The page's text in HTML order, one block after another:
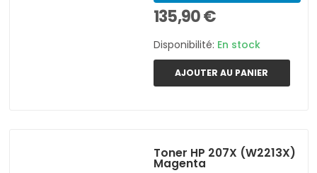
135,90 €
Disponibilité: En stock
AJOUTER AU PANIER
Toner HP 207X (W2213X)
Magenta